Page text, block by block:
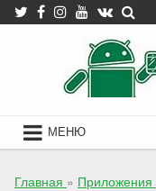
Skip
to
МЕНЮ
Главная » Приложения